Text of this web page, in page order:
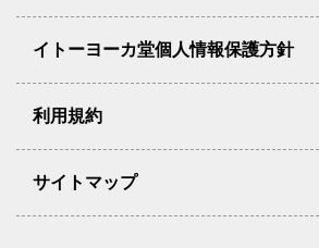
イトーヨーカ堂個人情報保護方針
利用規約
サイトマップ